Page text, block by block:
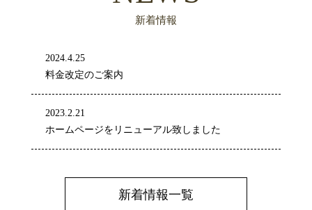
新着情報
2024.4.25
料金改定のご案内
2023.2.21
ホームページをリニューアル致しました
新着情報一覧